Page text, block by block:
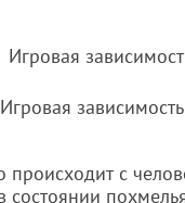
Игровая зависимость